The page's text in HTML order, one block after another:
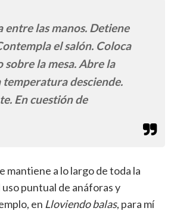
entre las manos. Detiene
el salón. Coloca
sobre la mesa. Abre la
temperatura desciende.
En cuestión de
mantiene a lo largo de toda la
puntual de anáforas y
en Lloviendo balas, para mí